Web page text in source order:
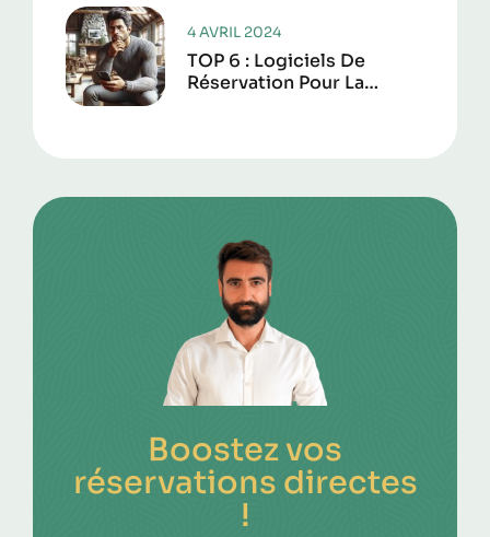
TOP 6 : Logiciels De
Réservation Pour La
4 AVRIL 2024
Boostez vos
réservations directes
!